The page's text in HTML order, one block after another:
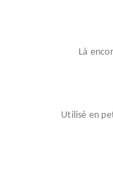
Là
Utilisé en